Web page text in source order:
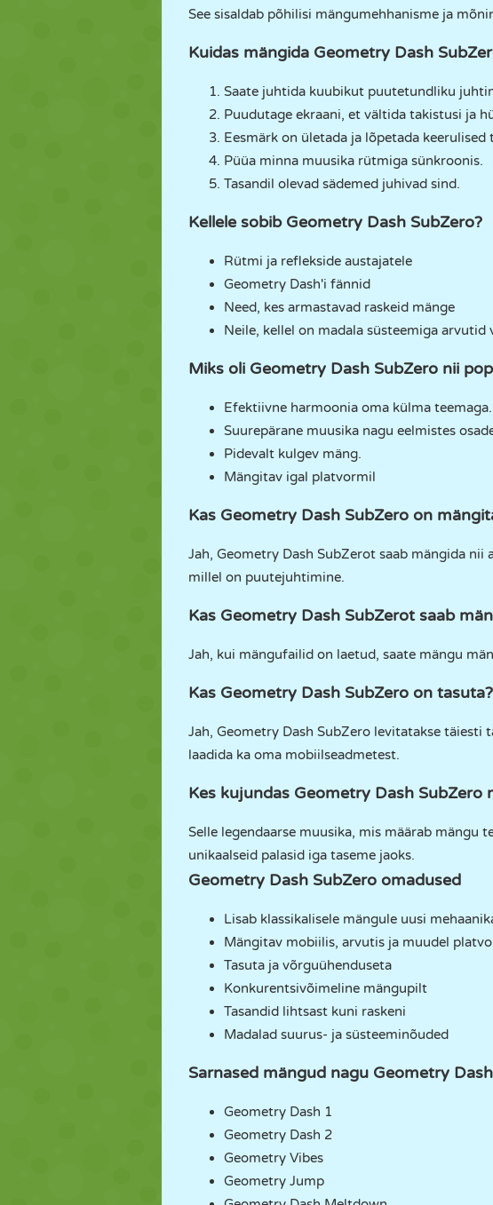
See sisaldab põhilisi mängumehhanisme ja
Kuidas mängida Geometry Dash
Saate juhtida kuubikut puutetundliku
Puudutage ekraani, et vältida takistusi ja
Eesmärk on ületada ja lõpetada keerulised
Püüa minna muusika rütmiga sünkroonis.
Tasandil olevad sädemed juhivad sind.
Kellele sobib Geometry Dash SubZero?
Rütmi ja reflekside austajatele
Geometry Dash'i fännid
Need, kes armastavad raskeid mänge
Neile, kellel on madala süsteemiga arvutid
Miks oli Geometry Dash SubZero nii
Efektiivne harmoonia oma külma teemaga.
Suurepärane muusika nagu eelmistes
Pidevalt kulgev mäng.
Mängitav igal platvormil
Kas Geometry Dash SubZero on
Jah, Geometry Dash SubZerot saab mängida
millel on puutejuhtimine.
Kas Geometry Dash SubZerot saab
Jah, kui mängufailid on laetud, saate mängu
Kas Geometry Dash SubZero on tasuta?
Jah, Geometry Dash SubZero levitatakse täiesti
laadida ka oma mobiilseadmetest.
Kes kujundas Geometry Dash SubZero
Selle legendaarse muusika, mis määrab mängu
unikaalseid palasid iga taseme jaoks.
Geometry Dash SubZero omadused
Lisab klassikalisele mängule uusi
Mängitav mobiilis, arvutis ja muudel
Tasuta ja võrguühenduseta
Konkurentsivõimeline mängupilt
Tasandid lihtsast kuni raskeni
Madalad suurus- ja süsteeminõuded
Sarnased mängud nagu Geometry
Geometry Dash 1
Geometry Dash 2
Geometry Vibes
Geometry Jump